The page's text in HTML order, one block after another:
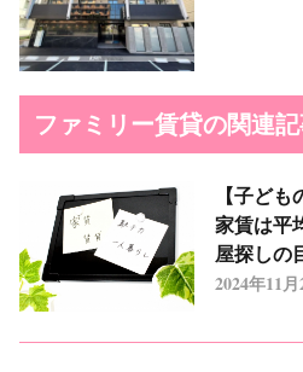
ファミリー賃貸の関連
【子ど
家賃は平
屋探しの
2024年11月